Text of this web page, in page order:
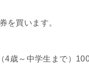
を買います。
4歳～中学生まで）100